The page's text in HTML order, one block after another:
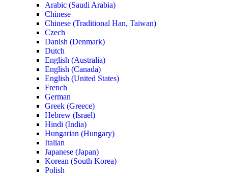
Arabic (Saudi Arabia)
Chinese
Chinese (Traditional Han, Taiwan)
Czech
Danish (Denmark)
Dutch
English (Australia)
English (Canada)
English (United States)
French
German
Greek (Greece)
Hebrew (Israel)
Hindi (India)
Hungarian (Hungary)
Italian
Japanese (Japan)
Korean (South Korea)
Polish